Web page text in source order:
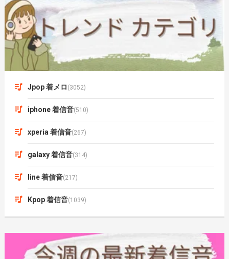
Jpop 着メロ (3052)
iphone 着信音(510)
xperia 着信音(267)
galaxy 着信音(314)
line 着信音(217)
Kpop 着信音(1039)